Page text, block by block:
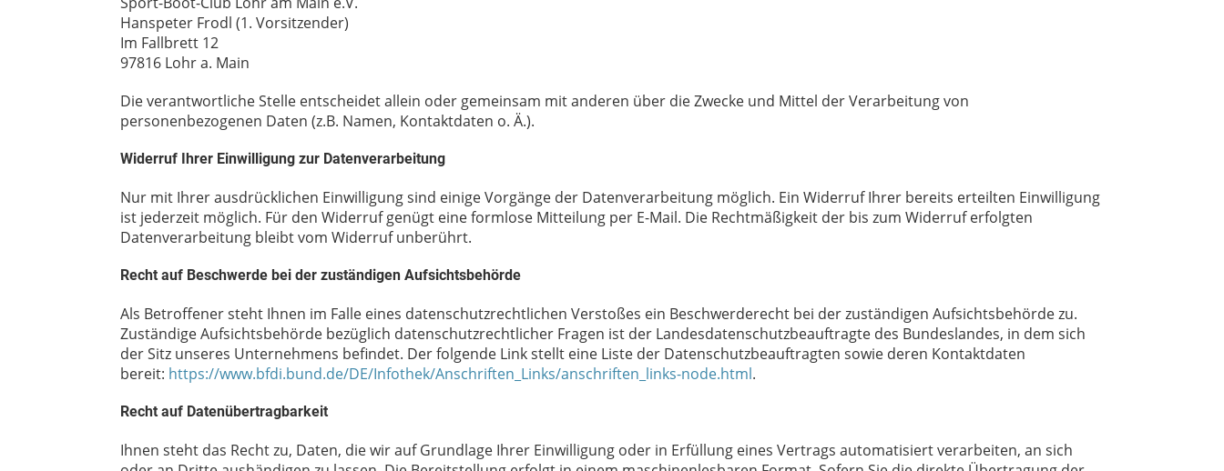
Hanspeter Frodl (1. Vorsitzender)
Im Fallbrett 12
97816 Lohr a. Main
Die verantwortliche Stelle entscheidet allein oder gemeinsam mit anderen über die Zwecke und Mittel der Verarbeitung von
personenbezogenen Daten (z.B. Namen, Kontaktdaten o. Ä.).
Widerruf Ihrer Einwilligung zur Datenverarbeitung
Nur mit Ihrer ausdrücklichen Einwilligung sind einige Vorgänge der Datenverarbeitung möglich. Ein Widerruf Ihrer bereits erteilten Einwilligung
ist jederzeit möglich. Für den Widerruf genügt eine formlose Mitteilung per E-Mail. Die Rechtmäßigkeit der bis zum Widerruf erfolgten
Datenverarbeitung bleibt vom Widerruf unberührt.
Recht auf Beschwerde bei der zuständigen Aufsichtsbehörde
Als Betroffener steht Ihnen im Falle eines datenschutzrechtlichen Verstoßes ein Beschwerderecht bei der zuständigen Aufsichtsbehörde zu.
Zuständige Aufsichtsbehörde bezüglich datenschutzrechtlicher Fragen ist der Landesdatenschutzbeauftragte des Bundeslandes, in dem sich
der Sitz unseres Unternehmens befindet. Der folgende Link stellt eine Liste der Datenschutzbeauftragten sowie deren Kontaktdaten
bereit: https://www.bfdi.bund.de/DE/Infothek/Anschriften_Links/anschriften_links-node.html.
Recht auf Datenübertragbarkeit
Ihnen steht das Recht zu, Daten, die wir auf Grundlage Ihrer Einwilligung oder in Erfüllung eines Vertrags automatisiert verarbeiten, an sich